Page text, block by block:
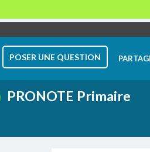
POSER UNE QUESTION
PRONOTE Primaire